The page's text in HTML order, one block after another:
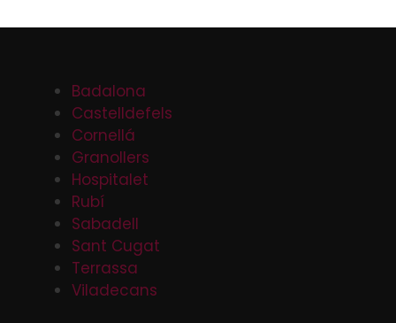
Badalona
Castelldefels
Cornellá
Granollers
Hospitalet
Rubí
Sabadell
Sant Cugat
Terrassa
Viladecans